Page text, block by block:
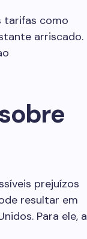
tarifas como
arriscado.
prejuízos
resultar em
Para ele, a